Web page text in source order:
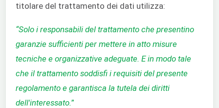
titolare del trattamento dei dati utilizza:
“Solo i responsabili del trattamento che presentino
garanzie sufficienti per mettere in atto misure
tecniche e organizzative adeguate. E in modo tale
che il trattamento soddisfi i requisiti del presente
regolamento e garantisca la tutela dei diritti
dell'interessato.”